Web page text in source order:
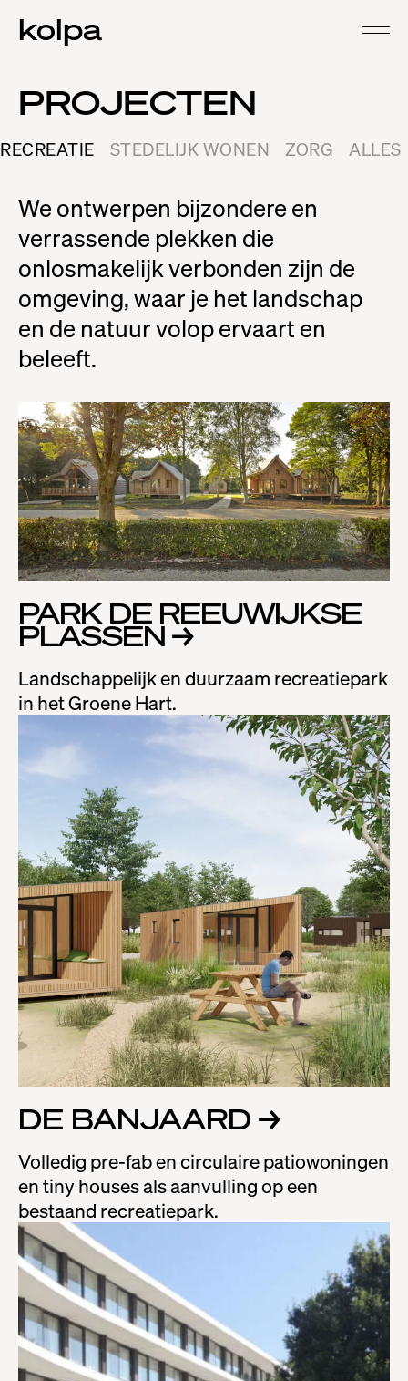
kolpa
PROJECTEN
RECREATIE STEDELIJK WONEN ZORG ALLES
We ontwerpen bijzondere en
verrassende plekken die
onlosmakelijk verbonden zijn de
omgeving, waar je het landschap
en de natuur volop ervaart en
beleeft.
PARK DE REEUWIJKSE
PLASSEN →
Landschappelijk en duurzaam recreatiepark
in het Groene Hart.
DE BANJAARD →
Volledig pre-fab en circulaire patiowoningen
en tiny houses als aanvulling op een
bestaand recreatiepark.